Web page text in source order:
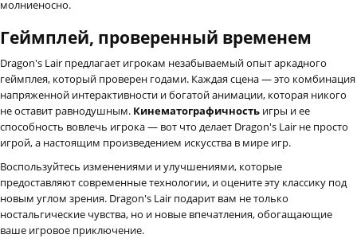
молниеносно.
Геймплей, проверенный временем
Dragon's Lair предлагает игрокам незабываемый опыт аркадного
геймплея, который проверен годами. Каждая сцена — это комбинация
напряженной интерактивности и богатой анимации, которая никого
не оставит равнодушным. Кинематографичность игры и ее
способность вовлечь игрока — вот что делает Dragon's Lair не просто
игрой, а настоящим произведением искусства в мире игр.
Воспользуйтесь изменениями и улучшениями, которые
предоставляют современные технологии, и оцените эту классику под
новым углом зрения. Dragon's Lair подарит вам не только
ностальгические чувства, но и новые впечатления, обогащающие
ваше игровое приключение.